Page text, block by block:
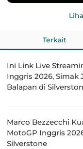
Terkait
Ini Link Live
Inggris 2026, Simak
Balapan di
Marco Bezzecchi
MotoGP Inggris
Silverstone